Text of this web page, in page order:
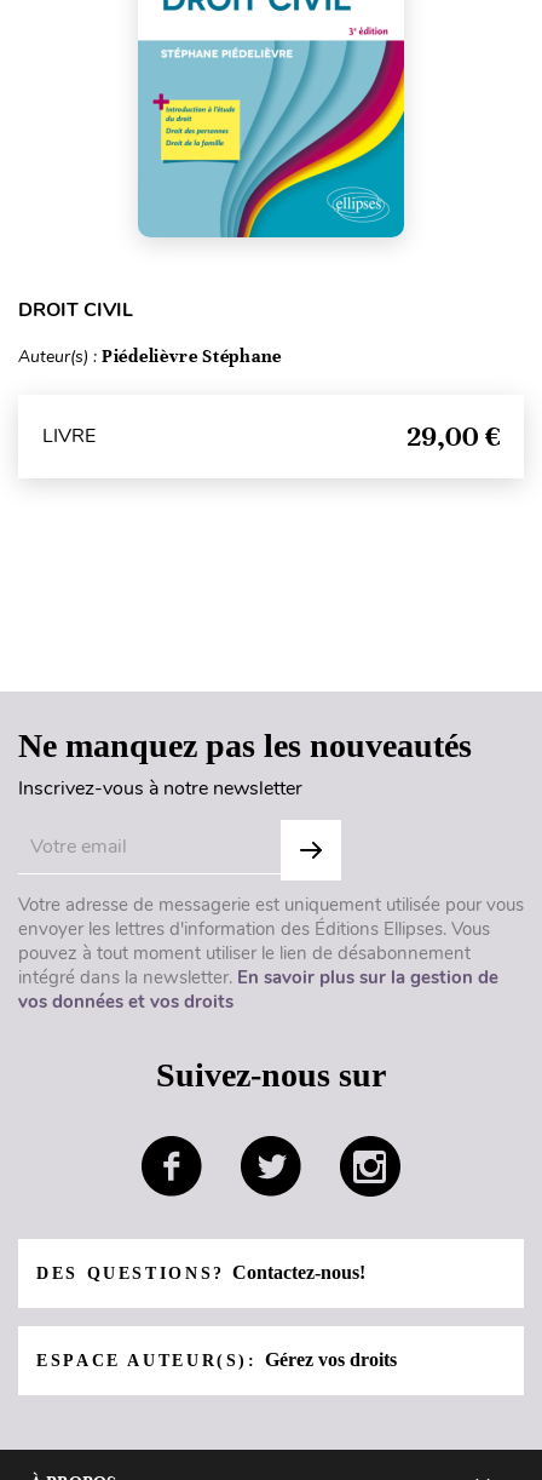
DROIT CIVIL
Auteur(s) : Piédelièvre Stéphane
LIVRE 29,00 €
Ne manquez pas les nouveautés
Inscrivez-vous à notre newsletter
Votre adresse de messagerie est uniquement utilisée pour vous
envoyer les lettres d'information des Éditions Ellipses. Vous
pouvez à tout moment utiliser le lien de désabonnement
intégré dans la newsletter. En savoir plus sur la gestion de
vos données et vos droits
Suivez-nous sur
DES QUESTIONS?Contactez-nous!
ESPACE AUTEUR(S):Gérez vos droits